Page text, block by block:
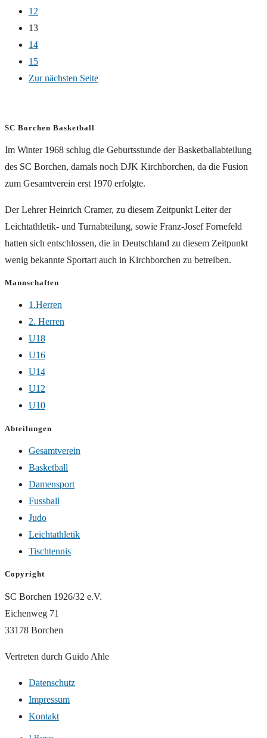
12
13
14
15
Zur nächsten Seite
SC Borchen Basketball
Im Winter 1968 schlug die Geburtsstunde der Basketballabteilung
des SC Borchen, damals noch DJK Kirchborchen, da die Fusion
zum Gesamtverein erst 1970 erfolgte.
Der Lehrer Heinrich Cramer, zu diesem Zeitpunkt Leiter der
Leichtathletik- und Turnabteilung, sowie Franz-Josef Fornefeld
hatten sich entschlossen, die in Deutschland zu diesem Zeitpunkt
wenig bekannte Sportart auch in Kirchborchen zu betreiben.
Mannschaften
1.Herren
2. Herren
U18
U16
U14
U12
U10
Abteilungen
Gesamtverein
Basketball
Damensport
Fussball
Judo
Leichtathletik
Tischtennis
Copyright
SC Borchen 1926/32 e.V.
Eichenweg 71
33178 Borchen
Vertreten durch Guido Ahle
Datenschutz
Impressum
Kontakt